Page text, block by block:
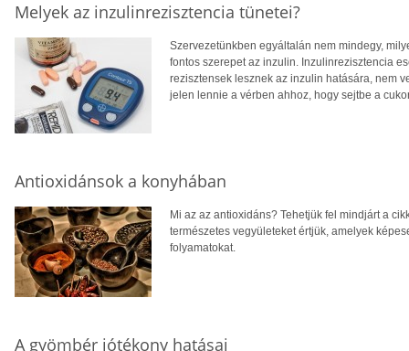
Melyek az inzulinrezisztencia tünetei?
Szervezetünkben egyáltalán nem mindegy,
fontos szerepet az inzulin. Inzulinrezisztencia
rezisztensek lesznek az inzulin hatására, nem
jelen lennie a vérben ahhoz, hogy sejtbe a
Antioxidánsok a konyhában
Mi az az antioxidáns? Tehetjük fel mindjárt a
természetes vegyületeket értjük, amelyek
folyamatokat.
A gyömbér jótékony hatásai